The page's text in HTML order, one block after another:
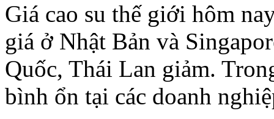
Giá cao su thế giới hôm
giá ở Nhật Bản và
Quốc, Thái Lan giảm.
bình ổn tại các doanh